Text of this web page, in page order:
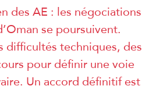
des AE : les négociations
se poursuivent.
difficultés techniques, des
pour définir une voie
Un accord définitif est